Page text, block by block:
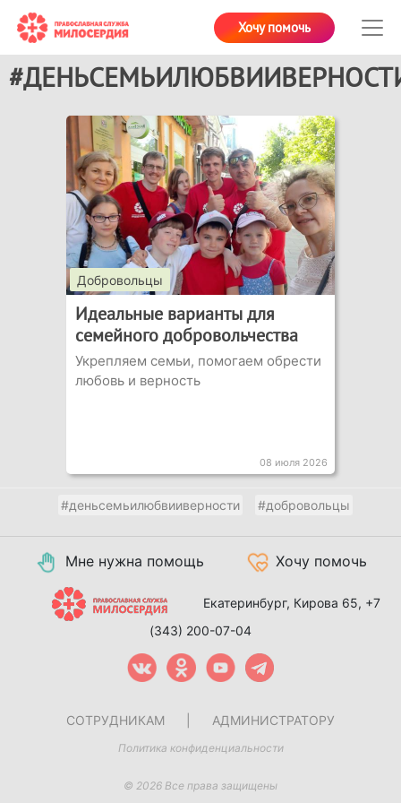
Хочу помочь
Добровольцы
Идеальные варианты для
семейного добровольчества
Укрепляем семьи, помогаем обрести
любовь и верность
08 июля 2026
#деньсемьилюбвииверности #добровольцы
Мне нужна помощь Хочу помочь
Екатеринбург, Кирова 65, +7
(343) 200-07-04
СОТРУДНИКАМ АДМИНИСТРАТОРУ
Политика конфиденциальности
© 2026 Все права защищены